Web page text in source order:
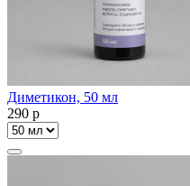
Диметикон, 50 мл
290 p